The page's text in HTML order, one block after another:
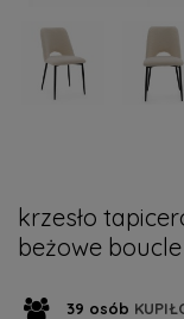
krzesło
beżowe
39 osób